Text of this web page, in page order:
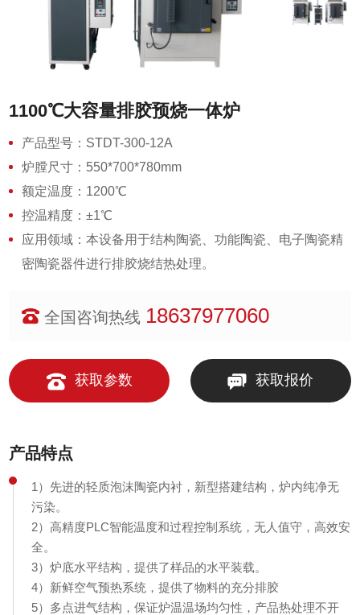
1100℃大容量排胶预烧一体炉
产品型号：STDT-300-12A
炉膛尺寸：550*700*780mm
额定温度：1200℃
控温精度：±1℃
应用领域：本设备用于结构陶瓷、功能陶瓷、电子陶瓷精
密陶瓷器件进行排胶烧结热处理。
全国咨询热线 18637977060
获取参数 获取报价
产品特点
1）先进的轻质泡沫陶瓷内衬，新型搭建结构，炉内纯净无
污染。
2）高精度PLC智能温度和过程控制系统，无人值守，高效安
全。
3）炉底水平结构，提供了样品的水平装载。
4）新鲜空气预热系统，提供了物料的充分排胶
5）多点进气结构，保证炉温温场均匀性，产品热处理不开